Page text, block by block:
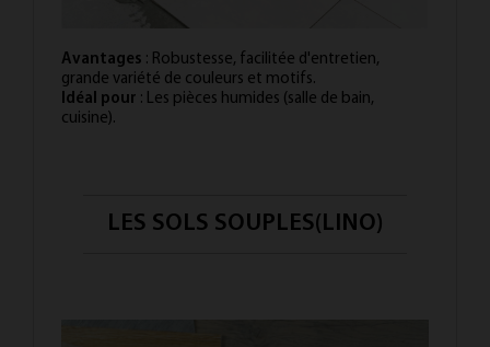
Avantages : Robustesse, facilitée d'entretien,
grande variété de couleurs et motifs.
Idéal pour : Les pièces humides (salle de bain,
cuisine).
LES SOLS SOUPLES(LINO)